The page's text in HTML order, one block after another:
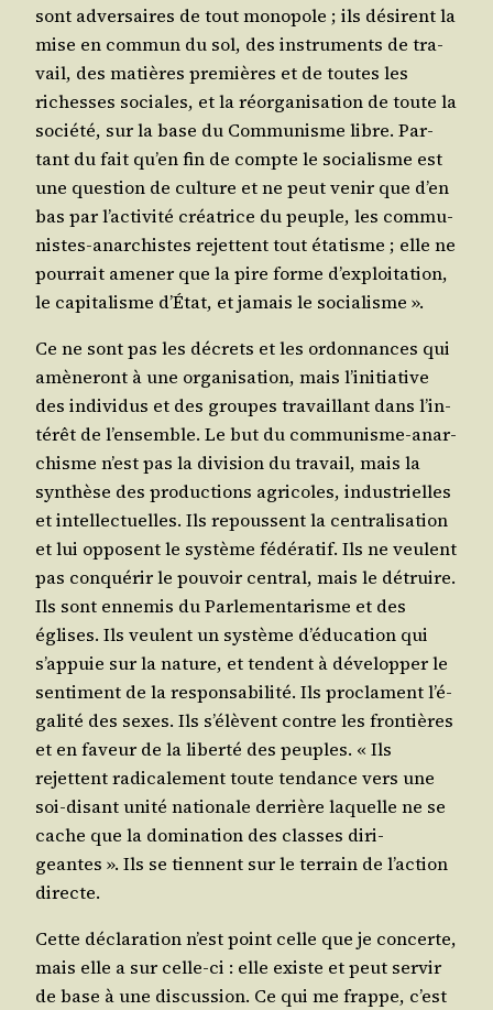
sont adver­saires de tout mono­pole ; ils dési­rent la
mise en com­mun du sol, des ins­tru­ments de tra­
vail, des matières pre­mières et de toutes les
richesses sociales, et la réor­ga­ni­sa­tion de toute la
socié­té, sur la base du Com­mu­nisme libre. Par­
tant du fait qu’en fin de compte le socia­lisme est
une ques­tion de culture et ne peut venir que d’en
bas par l’ac­ti­vi­té créa­trice du peuple, les com­mu­
nistes-anar­chistes rejettent tout éta­tisme ; elle ne
pour­rait ame­ner que la pire forme d’ex­ploi­ta­tion,
le capi­ta­lisme d’É­tat, et jamais le socialisme ».
Ce ne sont pas les décrets et les ordon­nances qui
amè­ne­ront à une orga­ni­sa­tion, mais l’i­ni­tia­tive
des indi­vi­dus et des groupes tra­vaillant dans l’in­
té­rêt de l’en­semble. Le but du com­mu­nisme-anar­
chisme n’est pas la divi­sion du tra­vail, mais la
syn­thèse des pro­duc­tions agri­coles, indus­trielles
et intel­lec­tuelles. Ils repoussent la cen­tra­li­sa­tion
et lui opposent le sys­tème fédé­ra­tif. Ils ne veulent
pas conqué­rir le pou­voir cen­tral, mais le détruire.
Ils sont enne­mis du Par­le­men­ta­risme et des
églises. Ils veulent un sys­tème d’é­du­ca­tion qui
s’ap­puie sur la nature, et tendent à déve­lop­per le
sen­ti­ment de la res­pon­sa­bi­li­té. Ils pro­clament l’é­
ga­li­té des sexes. Ils s’é­lèvent contre les fron­tières
et en faveur de la liber­té des peuples. « Ils
rejettent radi­ca­le­ment toute ten­dance vers une
soi-disant uni­té natio­nale der­rière laquelle ne se
cache que la domi­na­tion des classes diri­
geantes ». Ils se tiennent sur le ter­rain de l’ac­tion
directe.
Cette décla­ra­tion n’est point celle que je concerte,
mais elle a sur celle-ci : elle existe et peut ser­vir
de base à une dis­cus­sion. Ce qui me frappe, c’est